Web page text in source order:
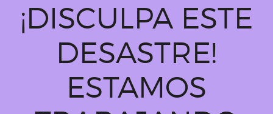
¡DISCULPA ESTE
DESASTRE!
ESTAMOS